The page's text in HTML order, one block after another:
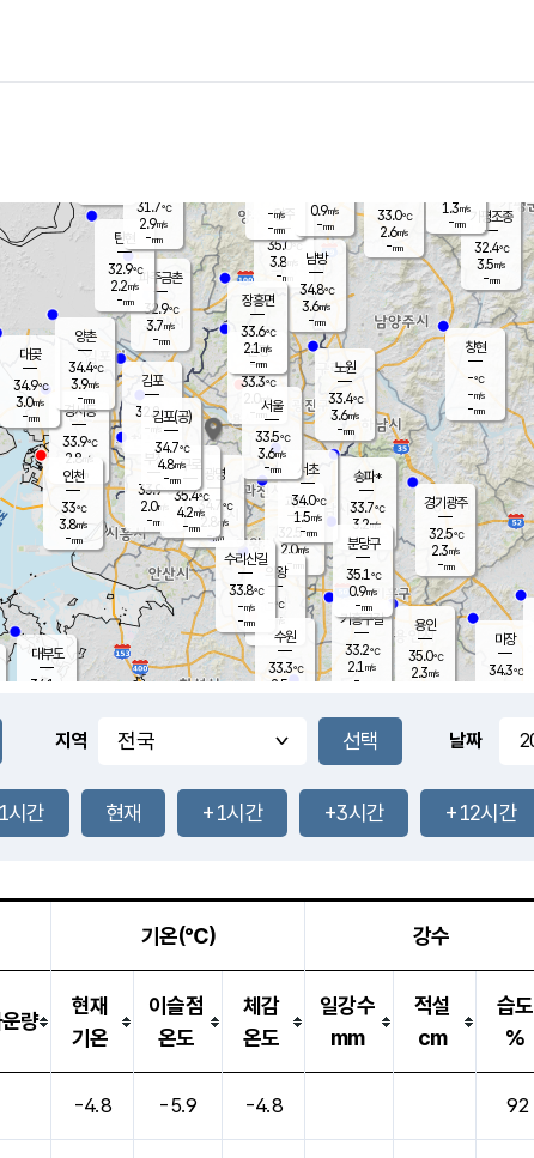
양주
35.0℃
3.8
-mm
과천
32.5℃
2.0m/s
- mm
-mm
-mm
용인
35.0℃
2.3m/s
경기광주
32.5℃
2.3m/s
-mm
33.3
℃
대부도
34.1
경서동
33.9℃
2.8 m/s
-mm
파주금촌
32.9℃
3.7m/s
-mm
가평조종
32.4℃
3.5m/s
-mm
33.0℃
2.6m/s
-mm
대곶
34.9℃
3.0m/s
-mm
창현
-℃
-m/s
-mm
탄현
32.9℃
2.2m/s
-mm
1.3m/s
-mm
33.5℃
2.6m/s
-mm
마장
34.3℃
의왕
- ℃
m/s
mm
김포
32.8℃
-m/s
mm
광명
34.7 ℃
2.8 m/s
-mm
부천
33.9℃
2.0m/s
-mm
-mm
양촌
34.4℃
3.9m/s
-mm
구로
35.4℃
4.2m/s
-mm
은평
33.3℃
2.0 m/s
- mm
노원
33.4℃
3.6m/s
-mm
송파*
33.7℃
3.2m/s
-mm
서초
34.0℃
1.5m/s
-mm
남방
34.8℃
3.6m/s
-mm
기흥구갈
33.2℃
2.1 m/s
-
수리산길
33.8℃
-m/s
-mm
분당구
35.1℃
0.9m/s
-mm
장흥면
33.6℃
2.1 m/s
-mm
-m/s
-mm
김포(공)
34.7℃
4.8m/s
-mm
수원
33.3℃
2.5 m/s
인천
33℃
3.8m/s
-mm
서울
33.5℃
3.6m/s
-mm
31.7℃
2.9m/s
-mm
0.9m/s
-mm
지역 날짜
시간 현재 +1시간 +3시간 +12시간
기온(℃) 강수
량
현재
기온
이슬점
온도
체감
온도
일강수
mm
적설
cm
습도
%
-4.8 -5.9 -4.8 92